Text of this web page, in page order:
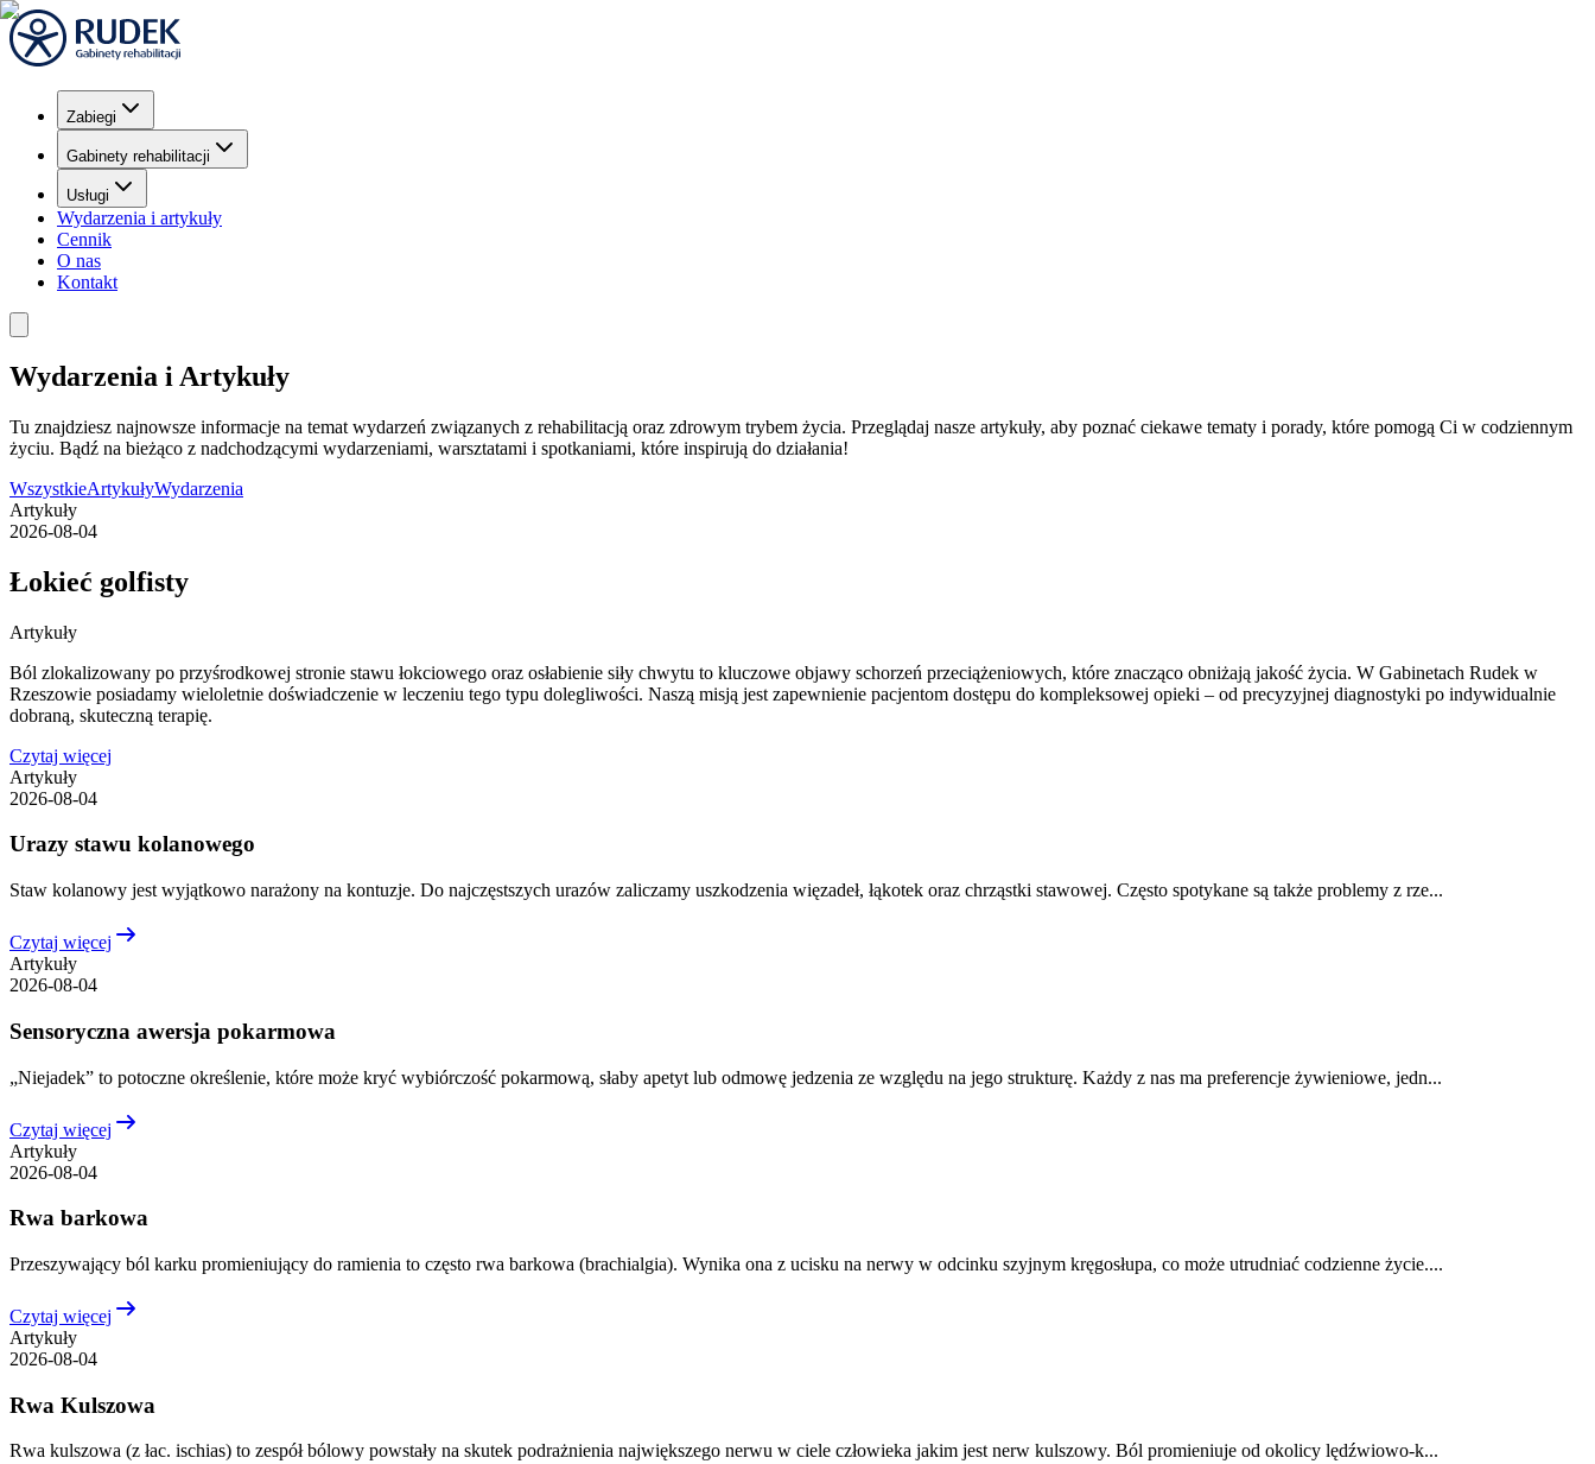
Zabiegi
Gabinety rehabilitacji
Usługi
Wydarzenia i artykuły
Cennik
O nas
Kontakt
Wydarzenia i Artykuły
Tu znajdziesz najnowsze informacje na temat wydarzeń związanych z rehabilitacją oraz zdrowym trybem życia. Przeglądaj nasze artykuły, aby poznać ciekawe tematy i porady, które pomogą Ci w codziennym
życiu. Bądź na bieżąco z nadchodzącymi wydarzeniami, warsztatami i spotkaniami, które inspirują do działania!
WszystkieArtykułyWydarzenia
Artykuły
2026-08-04
Łokieć golfisty
Artykuły
Ból zlokalizowany po przyśrodkowej stronie stawu łokciowego oraz osłabienie siły chwytu to kluczowe objawy schorzeń przeciążeniowych, które znacząco obniżają jakość życia. W Gabinetach Rudek w
Rzeszowie posiadamy wieloletnie doświadczenie w leczeniu tego typu dolegliwości. Naszą misją jest zapewnienie pacjentom dostępu do kompleksowej opieki – od precyzyjnej diagnostyki po indywidualnie
dobraną, skuteczną terapię.
Czytaj więcej
Artykuły
2026-08-04
Urazy stawu kolanowego
Staw kolanowy jest wyjątkowo narażony na kontuzje. Do najczęstszych urazów zaliczamy uszkodzenia więzadeł, łąkotek oraz chrząstki stawowej. Często spotykane są także problemy z rze...
Czytaj więcej
Artykuły
2026-08-04
Sensoryczna awersja pokarmowa
„Niejadek” to potoczne określenie, które może kryć wybiórczość pokarmową, słaby apetyt lub odmowę jedzenia ze względu na jego strukturę. Każdy z nas ma preferencje żywieniowe, jedn...
Czytaj więcej
Artykuły
2026-08-04
Rwa barkowa
Przeszywający ból karku promieniujący do ramienia to często rwa barkowa (brachialgia). Wynika ona z ucisku na nerwy w odcinku szyjnym kręgosłupa, co może utrudniać codzienne życie....
Czytaj więcej
Artykuły
2026-08-04
Rwa Kulszowa
Rwa kulszowa (z łac. ischias) to zespół bólowy powstały na skutek podrażnienia największego nerwu w ciele człowieka jakim jest nerw kulszowy. Ból promieniuje od okolicy lędźwiowo-k...